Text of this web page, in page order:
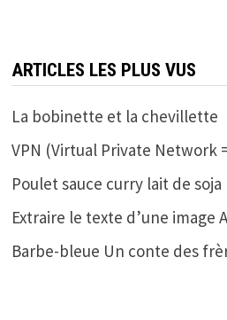
ARTICLES LES PLUS VUS
La bobinette et la chevillette
VPN (Virtual Private Network
Poulet sauce curry lait de soja
Extraire le texte d’une image
Barbe-bleue Un conte des